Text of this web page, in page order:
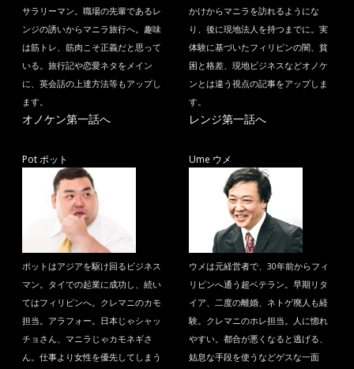
サラリーマン。職場の先輩であるレ
ンジの誘いからマニラ旅行へ。趣味
は筋トレ、筋肉こそ正義だと思って
いる。旅行記や恋愛ネタをメイン
に、英会話の上達方法等もアップし
ます。
オノケン第一話へ
かけからマニラを訪れるようにな
り、後に現地法人を持つまでに。実
体験に基づいたフィリピンの闇、貧
困と格差、現地ビジネスなどオノケ
ンとは違う視点の記事をアップしま
す。
レンジ第一話へ
Pot ポット
ポットはアジアを駆け回るビジネス
マン。タイでの起業に成功し、続い
てはフィリピンへ。クレマニのカモ
担当。アラフォー。日本じゃシャッ
チョさん、マニラじゃカモネギさ
ん。仕事より女性を優先してしまう
Ume ウメ
ウメは元経営者で、30年前からフィ
リピンへ通う超ベテラン。早期リタ
イア、二度の離婚、ネトゲ廃人も経
験。クレマニのホレ担当。人に惚れ
やすい。都合が悪くなると逃げる、
姑息な手段を使うなどゲスな一面